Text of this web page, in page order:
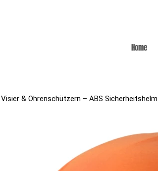
Home
& Ohrenschützern – ABS